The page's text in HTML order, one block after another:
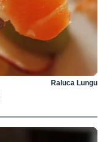
Raluca Lungu